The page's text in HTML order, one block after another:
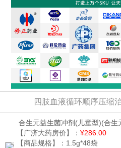
四肢血液循环顺序压缩
合生元益生菌冲剂(儿童型)(合生
【广济大药房价】： ¥286.00
【商品规格】： 1.5g*48袋